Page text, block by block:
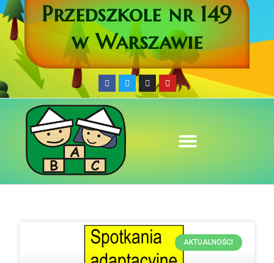
Przedszkole nr 149
w Warszawie
AKTUALNOŚCI